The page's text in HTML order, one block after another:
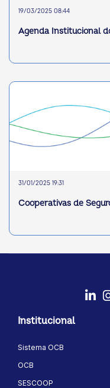
19/03/2025 08:44
Agenda Institucional
31/01/2025 19:31
Cooperativas de
Institucional
Sistema OCB
OCB
SESCOOP